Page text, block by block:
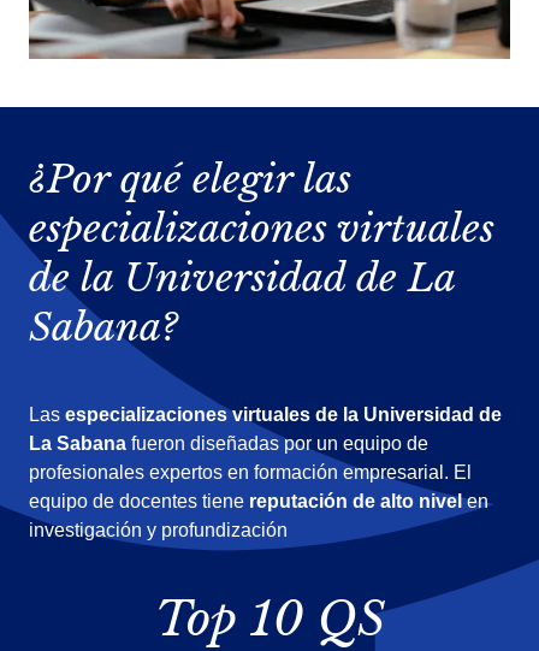
¿Por qué elegir las
especializaciones virtuales
de la Universidad de La
Sabana?
Las especializaciones virtuales de la Universidad de
La Sabana fueron diseñadas por un equipo de
profesionales expertos en formación empresarial. El
equipo de docentes tiene reputación de alto nivelen
investigación y profundización
Top 10 QS